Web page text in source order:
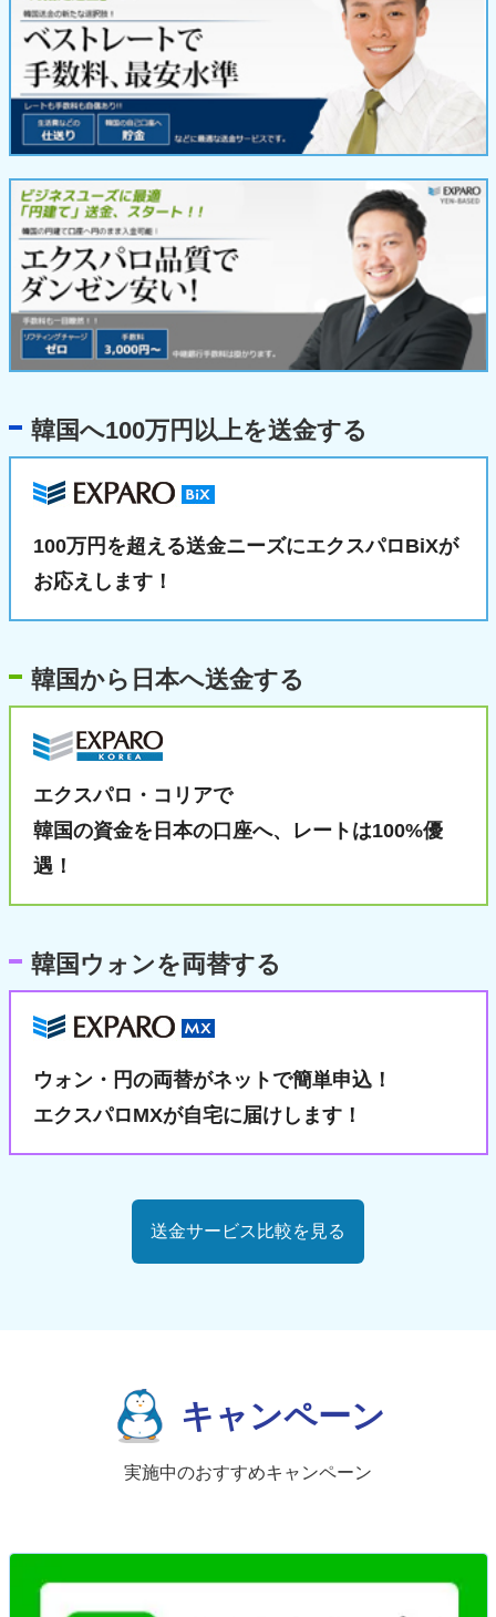
韓国へ100万円以上を送金する
100万円を超える送金ニーズにエクスパロBiXが
お応えします！
韓国から日本へ送金する
エクスパロ・コリアで
韓国の資金を日本の口座へ、
レートは100%優
遇！
韓国ウォンを両替する
ウォン・円の両替がネットで簡単申込！
エクスパロMXが自宅に届けします！
送金サービス比較を見る
キャンペーン
実施中のおすすめキャンペーン